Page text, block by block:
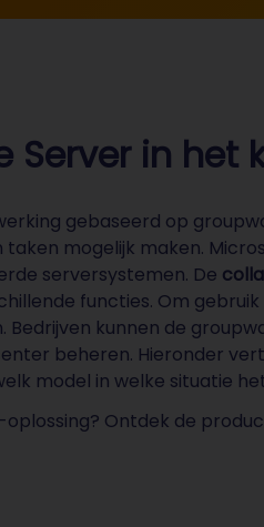
Server in het
gebaseerd op
mogelijk maken.
serversystemen. De
functies. Om
Bedrijven kunnen de
beheren. Hieronder
model in welke situatie
Ontdek de